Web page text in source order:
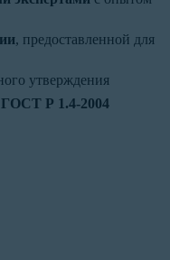
, предоставленной для
утверждения
ГОСТ Р 1.4-2004